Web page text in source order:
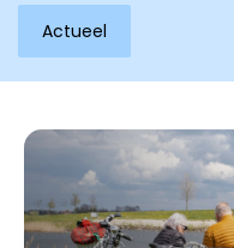
Inloggen
Actueel